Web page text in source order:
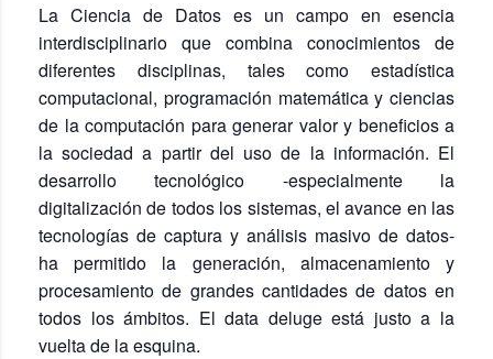
La Ciencia de Datos es un campo en esencia
interdisciplinario que combina conocimientos de
diferentes disciplinas, tales como estadística
computacional, programación matemática y ciencias
de la computación para generar valor y beneficios a
la sociedad a partir del uso de la información. El
desarrollo tecnológico -especialmente la
digitalización de todos los sistemas, el avance en las
tecnologías de captura y análisis masivo de datos-
ha permitido la generación, almacenamiento y
procesamiento de grandes cantidades de datos en
todos los ámbitos. El data deluge está justo a la
vuelta de la esquina.